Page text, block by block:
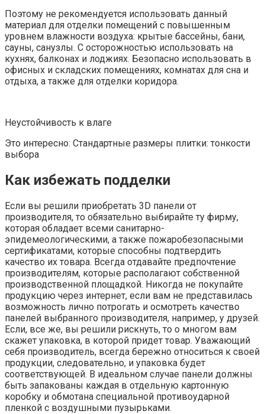
Поэтому не рекомендуется использовать данный
материал для отделки помещений с повышенным
уровнем влажности воздуха: крытые бассейны, бани,
сауны, санузлы. С осторожностью использовать на
кухнях, балконах и лоджиях. Безопасно использовать в
офисных и складских помещениях, комнатах для сна и
отдыха, а также для отделки коридора.
Неустойчивость к влаге
Это интересно: Стандартные размеры плитки: тонкости
выбора
Как избежать подделки
Если вы решили приобретать 3D панели от
производителя, то обязательно выбирайте ту фирму,
которая обладает всеми санитарно-
эпидемеологическими, а также пожаробезопасными
сертификатами, которые способны подтвердить
качество их товара. Всегда отдавайте предпочтение
производителям, которые располагают собственной
производственной площадкой. Никогда не покупайте
продукцию через интернет, если вам не представилась
возможность лично потрогать и осмотреть качество
панелей выбранного производителя, например, у друзей.
Если, все же, вы решили рискнуть, то о многом вам
скажет упаковка, в которой придет товар. Уважающий
себя производитель, всегда бережно относиться к своей
продукции, следовательно, и упаковка будет
соответствующей. В идеальном случае панели должны
быть запакованы каждая в отдельную картонную
коробку и обмотана специальной противоударной
пленкой с воздушными пузырьками.